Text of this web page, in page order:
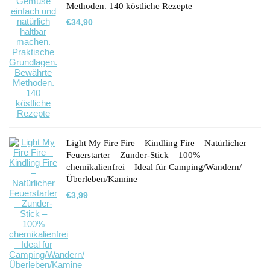
Methoden. 140 köstliche Rezepte
€34,90
Light My Fire Fire – Kindling Fire – Natürlicher
Feuerstarter – Zunder-Stick – 100%
chemikalienfrei – Ideal für Camping/Wandern/
Überleben/Kamine
€3,99